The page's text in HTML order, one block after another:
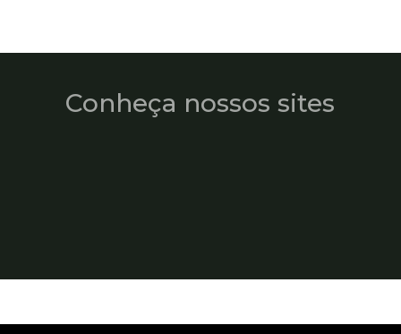
Conheça nossos sites